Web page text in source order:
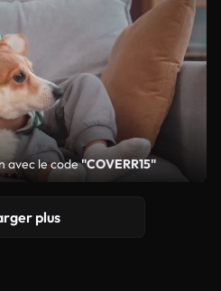
avec le code"COVERR15"
plus